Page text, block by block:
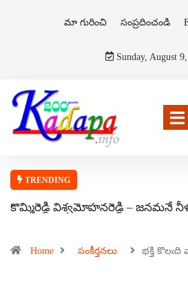
మా గురించి సంప్రదించండి
Sunday, August
TRENDING
కొమ్మిరెడ్డి విశ్వమోహనరెడ్డి – జనమనే
Home సంకీర్తనలు భక్తి కొలఁది